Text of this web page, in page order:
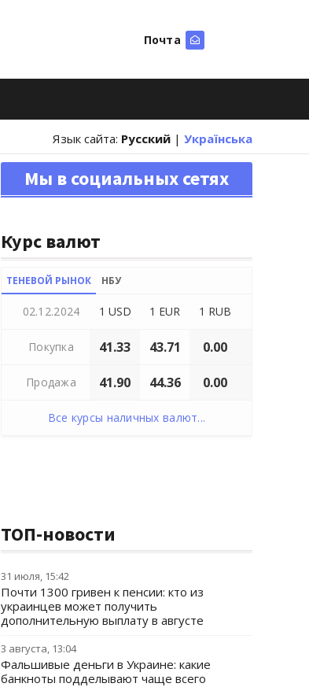
Почта
Язык сайта: Русский | Українська
Мы в социальных сетях
Курс валют
ТЕНЕВОЙ РЫНОК НБУ
02.12.2024 1 USD 1 EUR 1 RUB
Покупка 41.33 43.71 0.00
Продажа 41.90 44.36 0.00
Все курсы наличных валют...
ТОП-новости
31 июля, 15:42
Почти 1300 гривен к пенсии: кто из
украинцев может получить
дополнительную выплату в августе
3 августа, 13:04
Фальшивые деньги в Украине: какие
банкноты подделывают чаще всего